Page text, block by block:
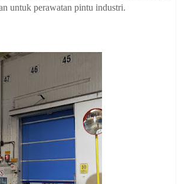
untuk perawatan pintu industri.